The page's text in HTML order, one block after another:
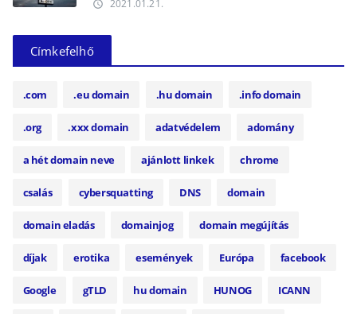
access_time 2021.01.21.
Címkefelhő
.com .eu domain .hu domain .info domain
.org .xxx domain adatvédelem adomány
a hét domain neve ajánlott linkek chrome
csalás cybersquatting DNS domain
domain eladás domainjog domain megújítás
díjak erotika események Európa facebook
Google gTLD hu domain HUNOG ICANN